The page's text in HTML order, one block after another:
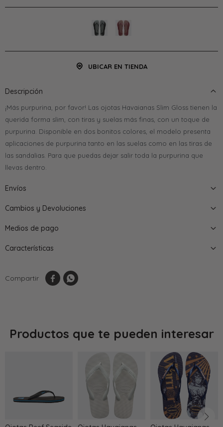
UBICAR EN TIENDA
Descripción
¡Más purpurina, por favor! Las ojotas Havaianas Slim Gloss tienen la
querida forma slim, con tiras y suelas más finas, con un toque de
purpurina. Disponible en dos bonitos colores, el modelo presenta
aplicaciones de purpurina tanto en las suelas como en las tiras de
las sandalias. Para que puedas dejar salir toda la purpurina que
llevas dentro.
Envíos
Cambios y Devoluciones
Medios de pago
Características
 
Productos que te pueden interesar